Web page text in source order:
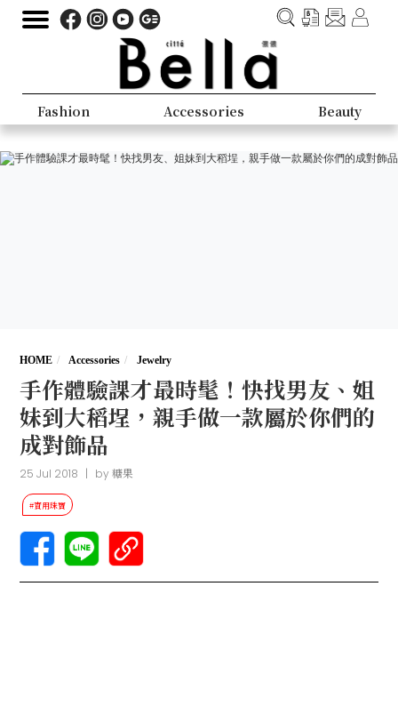
Fashion Accessories Beauty
HOME Accessories Jewelry
手作體驗課才最時髦！快找男友、姐
妹到大稻埕，親手做一款屬於你們的
成對飾品
25 Jul 2018 | by糖果
#實用珠寶